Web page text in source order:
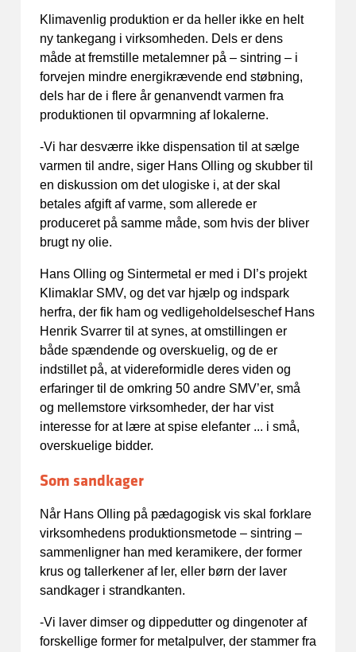
Klimavenlig produktion er da heller ikke en helt
ny tankegang i virksomheden. Dels er dens
måde at fremstille metalemner på – sintring – i
forvejen mindre energikrævende end støbning,
dels har de i flere år genanvendt varmen fra
produktionen til opvarmning af lokalerne.
-Vi har desværre ikke dispensation til at sælge
varmen til andre, siger Hans Olling og skubber til
en diskussion om det ulogiske i, at der skal
betales afgift af varme, som allerede er
produceret på samme måde, som hvis der bliver
brugt ny olie.
Hans Olling og Sintermetal er med i DI’s projekt
Klimaklar SMV, og det var hjælp og indspark
herfra, der fik ham og vedligeholdelseschef Hans
Henrik Svarrer til at synes, at omstillingen er
både spændende og overskuelig, og de er
indstillet på, at videreformidle deres viden og
erfaringer til de omkring 50 andre SMV’er, små
og mellemstore virksomheder, der har vist
interesse for at lære at spise elefanter ... i små,
overskuelige bidder.
Som sandkager
Når Hans Olling på pædagogisk vis skal forklare
virksomhedens produktionsmetode – sintring –
sammenligner han med keramikere, der former
krus og tallerkener af ler, eller børn der laver
sandkager i strandkanten.
-Vi laver dimser og dippedutter og dingenoter af
forskellige former for metalpulver, der stammer fra